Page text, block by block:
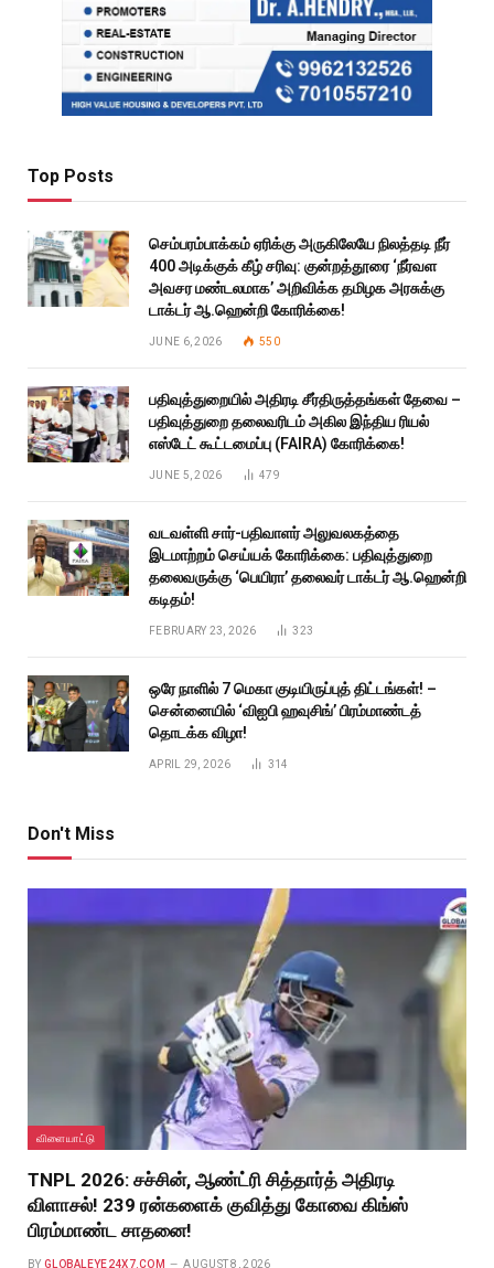
Top Posts
செம்பரம்பாக்கம் ஏரிக்கு அருகிலேயே நிலத்தடி நீர்
400 அடிக்குக் கீழ் சரிவு: குன்றத்தூரை ‘நீர்வள
அவசர மண்டலமாக’ அறிவிக்க தமிழக அரசுக்கு
டாக்டர் ஆ.ஹென்றி கோரிக்கை!
JUNE 6, 2026 550
பதிவுத்துறையில் அதிரடி சீர்திருத்தங்கள் தேவை –
பதிவுத்துறை தலைவரிடம் அகில இந்திய ரியல்
எஸ்டேட் கூட்டமைப்பு (FAIRA) கோரிக்கை!
JUNE 5, 2026 479
வடவள்ளி சார்-பதிவாளர் அலுவலகத்தை
இடமாற்றம் செய்யக் கோரிக்கை: பதிவுத்துறை
தலைவருக்கு ‘பெயிரா’ தலைவர் டாக்டர் ஆ.ஹென்றி
கடிதம்!
FEBRUARY 23, 2026 323
ஒரே நாளில் 7 மெகா குடியிருப்புத் திட்டங்கள்! –
சென்னையில் ‘விஐபி ஹவுசிங்’ பிரம்மாண்டத்
தொடக்க விழா!
APRIL 29, 2026 314
Don't Miss
விளையாட்டு
TNPL 2026: சச்சின், ஆண்ட்ரி சித்தார்த் அதிரடி
விளாசல்! 239 ரன்களைக் குவித்து கோவை கிங்ஸ்
பிரம்மாண்ட சாதனை!
BY GLOBALEYE24X7.COM AUGUST 8, 2026